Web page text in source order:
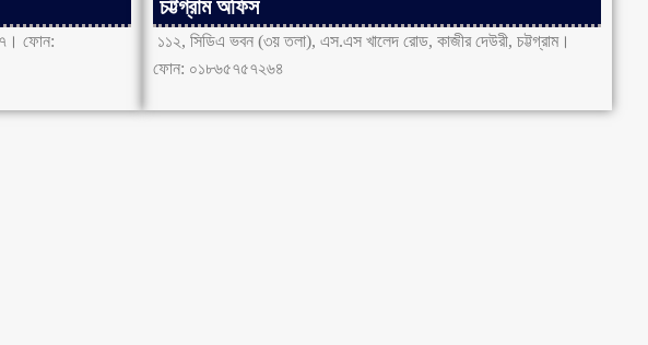
ফোন:
চট্টগ্রাম অফিস
১১২, সিডিএ ভবন (৩য় তলা), এস.এস খালেদ রোড, কাজীর দেউরী, চট্টগ্রাম।
ফোন: ০১৮৬৫৭৫৭২৬৪